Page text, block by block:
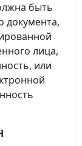
быть
документа,
лица,
или